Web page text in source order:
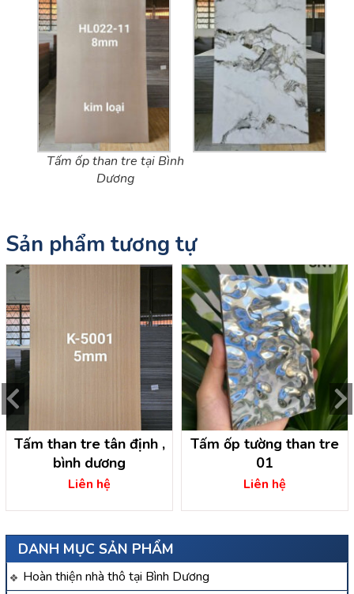
DANH MỤC SẢN PHẨM
Hoàn thiện nhà thô tại Bình Dương
Tấm ốp than tre tại Bình
Dương
Sản phẩm tương tự
Tấm than tre tân định ,
bình dương
Liên hệ
Tấm ốp tường than tre
01
Liên hệ